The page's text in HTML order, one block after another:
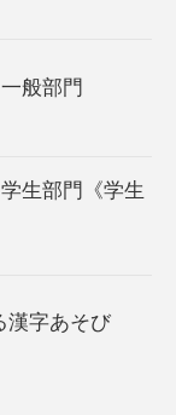
般部門
生部門《学生
漢字あそび